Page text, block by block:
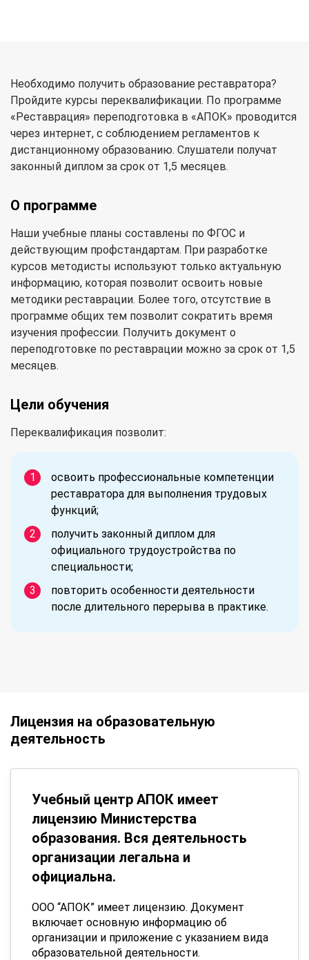
Необходимо получить образование реставратора?
Пройдите курсы переквалификации. По программе
«Реставрация» переподготовка в «АПОК» проводится
через интернет, с соблюдением регламентов к
дистанционному образованию. Слушатели получат
законный диплом за срок от 1,5 месяцев.
О программе
Наши учебные планы составлены по ФГОС и
действующим профстандартам. При разработке
курсов методисты используют только актуальную
информацию, которая позволит освоить новые
методики реставрации. Более того, отсутствие в
программе общих тем позволит сократить время
изучения профессии. Получить документ о
переподготовке по реставрации можно за срок от 1,5
месяцев.
Цели обучения
Переквалификация позволит:
освоить профессиональные компетенции
реставратора для выполнения трудовых
функций;
получить законный диплом для
официального трудоустройства по
специальности;
повторить особенности деятельности
после длительного перерыва в практике.
Лицензия на образовательную
деятельность
Учебный центр АПОК имеет
лицензию Министерства
образования. Вся деятельность
организации легальна и
официальна.
ООО “АПОК” имеет лицензию. Документ
включает основную информацию об
организации и приложение с указанием вида
образовательной деятельности.